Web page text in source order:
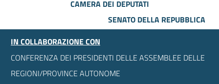
CAMERA DEI DEPUTATI
SENATO DELLA REPUBBLICA
IN COLLABORAZIONE CON
CONFERENZA DEI PRESIDENTI DELLE ASSEMBLEE DELLE
REGIONI/PROVINCE AUTONOME